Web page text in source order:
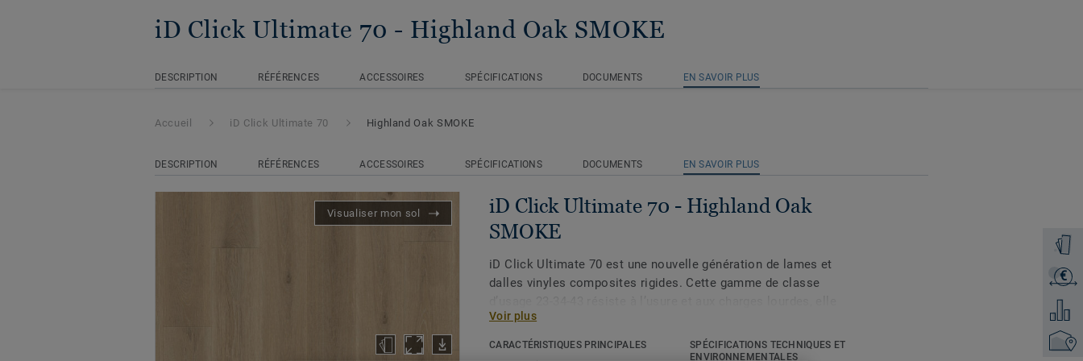
iD Click Ultimate 70 - Highland Oak SMOKE
DESCRIPTION RÉFÉRENCES ACCESSOIRES SPÉCIFICATIONS DOCUMENTS EN SAVOIR PLUS
€
Accueil iD Click Ultimate 70 Highland Oak SMOKE
DESCRIPTION RÉFÉRENCES ACCESSOIRES SPÉCIFICATIONS DOCUMENTS EN SAVOIR PLUS
Visualiser mon sol
iD Click Ultimate 70 - Highland Oak
SMOKE
iD Click Ultimate 70 est une nouvelle génération de lames et
dalles vinyles composites rigides. Cette gamme de classe
offre ainsi une solution idéale de rénovation sur les anciens
supports en étant adaptée aux espacesà forts trafics (magasins,
boutiques, hôtel, bureaux…). Grâce à sa sous-couche intégrée
Voir plus
CARACTÉRISTIQUES PRINCIPALES
SPÉCIFICATIONS TECHNIQUES ET
ENVIRONNEMENTALES